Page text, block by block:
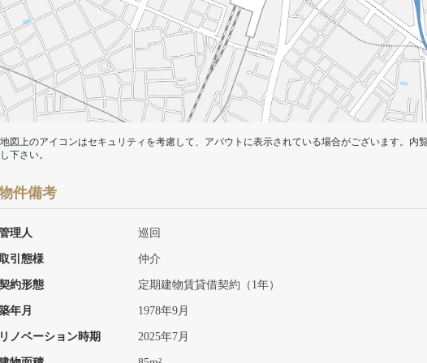
図上のアイコンはセキュリティを考慮して、アバウトに表示されている場合がございます。内
下さい。
件備考
理人 巡回
引態様 仲介
約形態 定期建物賃貸借契約（1年）
年月 1978年9月
ノベーション時期 2025年7月